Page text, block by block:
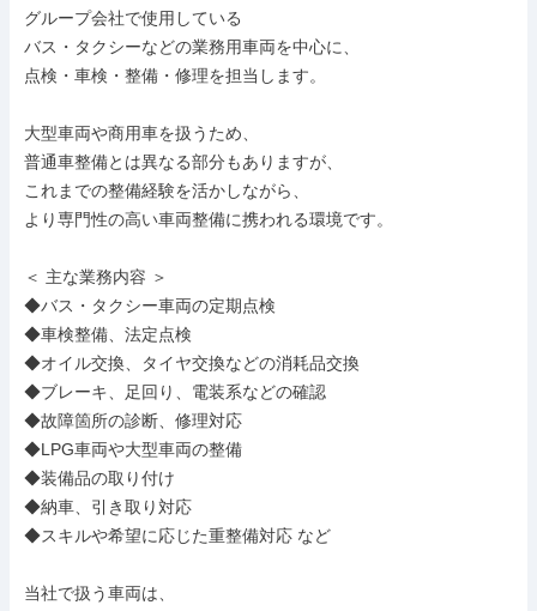
グループ会社で使用している
バス・タクシーなどの業務用車両を中心に、
点検・車検・整備・修理を担当します。
大型車両や商用車を扱うため、
普通車整備とは異なる部分もありますが、
これまでの整備経験を活かしながら、
より専門性の高い車両整備に携われる環境です。
＜ 主な業務内容 ＞
◆バス・タクシー車両の定期点検
◆車検整備、法定点検
◆オイル交換、タイヤ交換などの消耗品交換
◆ブレーキ、足回り、電装系などの確認
◆故障箇所の診断、修理対応
◆LPG車両や大型車両の整備
◆装備品の取り付け
◆納車、引き取り対応
◆スキルや希望に応じた重整備対応 など
当社で扱う車両は、